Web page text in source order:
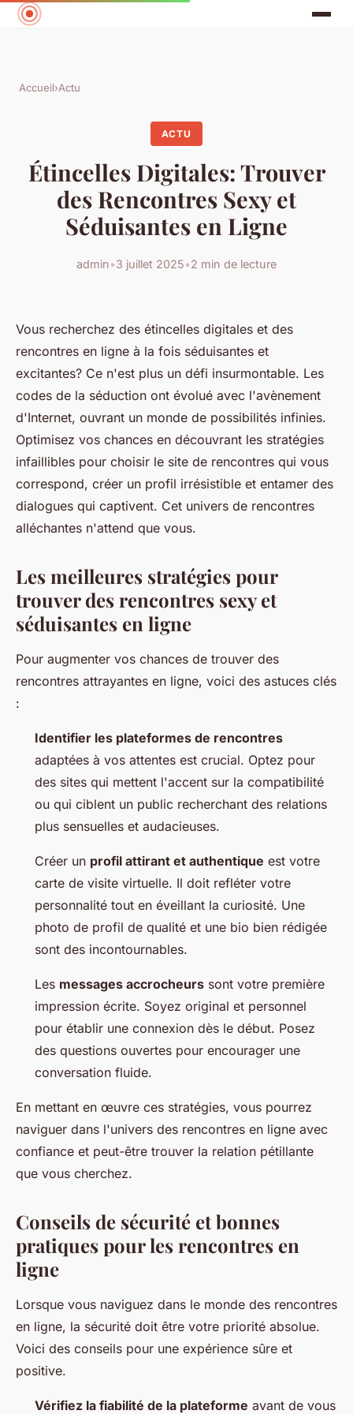
Accueil›Actu
ACTU
Étincelles Digitales: Trouver
des Rencontres Sexy et
Séduisantes en Ligne
admin•3 juillet 2025•2 min de lecture
Vous recherchez des étincelles digitales et des
rencontres en ligne à la fois séduisantes et
excitantes? Ce n'est plus un défi insurmontable. Les
codes de la séduction ont évolué avec l'avènement
d'Internet, ouvrant un monde de possibilités infinies.
Optimisez vos chances en découvrant les stratégies
infaillibles pour choisir le site de rencontres qui vous
correspond, créer un profil irrésistible et entamer des
dialogues qui captivent. Cet univers de rencontres
alléchantes n'attend que vous.
Les meilleures stratégies pour
trouver des rencontres sexy et
séduisantes en ligne
Pour augmenter vos chances de trouver des
rencontres attrayantes en ligne, voici des astuces clés
:
Identifier les plateformes de rencontres
adaptées à vos attentes est crucial. Optez pour
des sites qui mettent l'accent sur la compatibilité
ou qui ciblent un public recherchant des relations
plus sensuelles et audacieuses.
Créer un profil attirant et authentique est votre
carte de visite virtuelle. Il doit refléter votre
personnalité tout en éveillant la curiosité. Une
photo de profil de qualité et une bio bien rédigée
sont des incontournables.
Les messages accrocheurs sont votre première
impression écrite. Soyez original et personnel
pour établir une connexion dès le début. Posez
des questions ouvertes pour encourager une
conversation fluide.
En mettant en œuvre ces stratégies, vous pourrez
naviguer dans l'univers des rencontres en ligne avec
confiance et peut-être trouver la relation pétillante
que vous cherchez.
Conseils de sécurité et bonnes
pratiques pour les rencontres en
ligne
Lorsque vous naviguez dans le monde des rencontres
en ligne, la sécurité doit être votre priorité absolue.
Voici des conseils pour une expérience sûre et
positive.
Vérifiez la fiabilité de la plateforme avant de vous